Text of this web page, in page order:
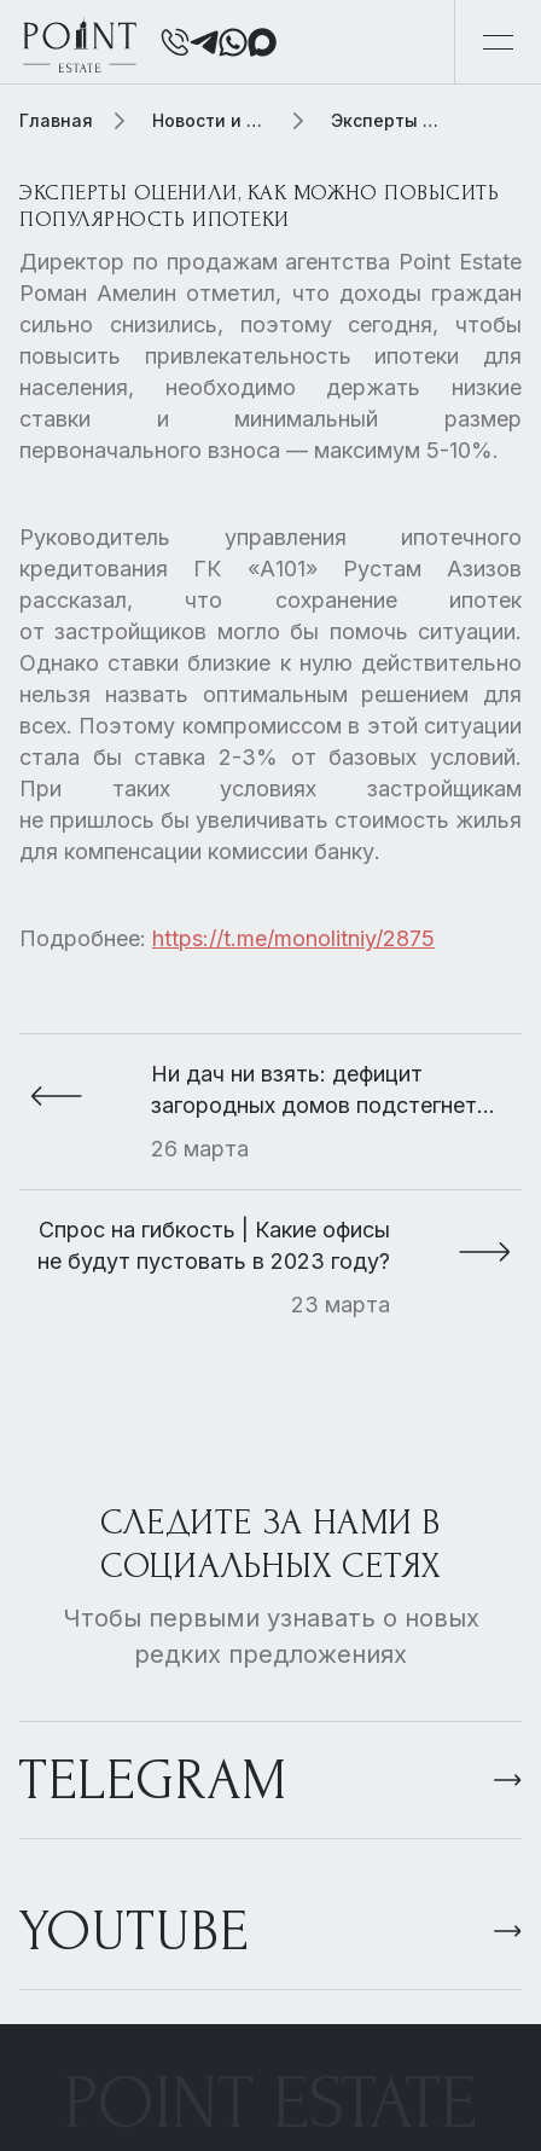
Главная Новости и обзоры Эксперты оценили, как можно повысить популярность ипотеки
ЭКСПЕРТЫ ОЦЕНИЛИ, КАК МОЖНО ПОВЫСИТЬ
ПОПУЛЯРНОСТЬ ИПОТЕКИ
Директор по продажам агентства Point Estate
Роман Амелин отметил, что доходы граждан
сильно снизились, поэтому сегодня, чтобы
повысить привлекательность ипотеки для
населения, необходимо держать низкие
ставки и минимальный размер
первоначального взноса — максимум 5-10%.
Руководитель управления ипотечного
кредитования ГК «А101» Рустам Азизов
рассказал, что сохранение ипотек
от застройщиков могло бы помочь ситуации.
Однако ставки близкие к нулю действительно
нельзя назвать оптимальным решением для
всех. Поэтому компромиссом в этой ситуации
стала бы ставка 2-3% от базовых условий.
При таких условиях застройщикам
не пришлось бы увеличивать стоимость жилья
для компенсации комиссии банку.
Подробнее: https://t.me/monolitniy/2875
Ни дач ни взять: дефицит
загородных домов подстегнет
цены на них до 20%
26 марта
Спрос на гибкость | Какие офисы
не будут пустовать в 2023 году?
23 марта
СЛЕДИТЕ ЗА НАМИ В
СОЦИАЛЬНЫХ СЕТЯХ
Чтобы первыми узнавать о новых
редких предложениях
TELEGRAM
YOUTUBE